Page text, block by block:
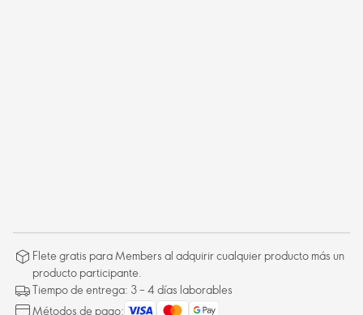
Flete gratis para Members al adquirir cualquier producto más un
producto participante.
Tiempo de entrega: 3 – 4 días laborables
Métodos de pago: